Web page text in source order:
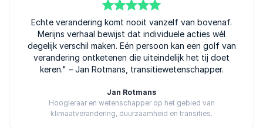
5van 5
Echte verandering komt nooit vanzelf van bovenaf.
Merijns verhaal bewijst dat individuele acties wél
degelijk verschil maken. Eén persoon kan een golf van
verandering ontketenen die uiteindelijk het tij doet
keren." – Jan Rotmans, transitiewetenschapper.
Jan Rotmans
Hoogleraar en wetenschapper op het gebied van
klimaatverandering, duurzaamheid en transities.